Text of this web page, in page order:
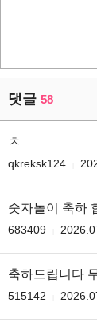
댓글 58
ㅊ
qkreksk124
숫자놀이 축하
683409
축하드립니다
515142